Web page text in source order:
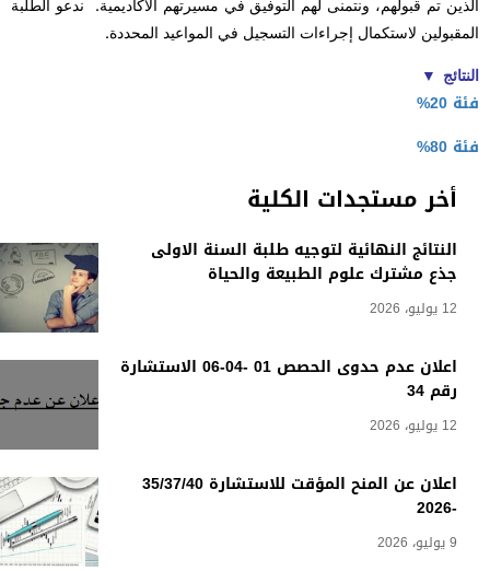
أخر مستجدات الكلية
النتائج النهائية لتوجيه طلبة السنة الاولى
جذع مشترك علوم الطبيعة والحياة
12 يوليو، 2026
اعلان عدم حدوى الحصص 01 -04-06 الاستشارة
رقم 34
12 يوليو، 2026
اعلان عن المنح المؤقت للاستشارة 35/37/40
-2026
9 يوليو، 2026
الذين تم قبولهم، ونتمنى لهم التوفيق في مسيرتهم الأكاديمية. ندعو الطلبة
المقبولين لاستكمال إجراءات التسجيل في المواعيد المحددة.
النتائج ▼
فئة 20%
فئة 80%